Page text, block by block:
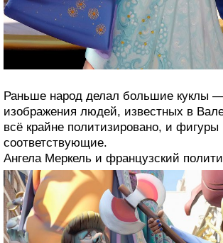
Раньше народ делал большие куклы —
изображения людей, известных в
всё крайне политизировано, и фигуры
соответствующие.
Ангела Меркель и французский